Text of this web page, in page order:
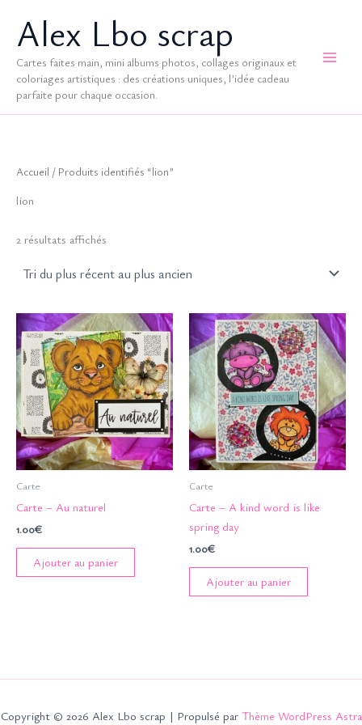
contenuAlex Lbo scrap
Cartes faites main, mini albums photos, collages originaux et
coloriages artistiques : des créations uniques, l’idée cadeau
parfaite pour chaque occasion.
Accueil / Produits identifiés “lion”
lion
2 résultats affichés
récent
au
Carte
Carte – Au naturel
1.00€
Ajouter au panier
Carte
Carte – A kind word is like
spring day
1.00€
Ajouter au panier
Copyright © 2026 Alex Lbo scrap | Propulsé par Thème WordPress Astra